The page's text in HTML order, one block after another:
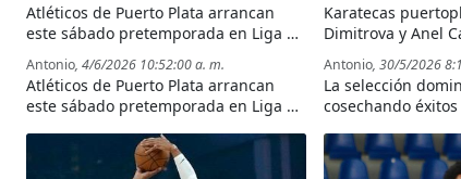
Atléticos de Puerto Plata arrancan
este sábado pretemporada en Liga de
Verano, jugarán cinco partidos de
preparación
Antonio, 4/6/2026 10:52:00 a. m.
Atléticos de Puerto Plata arrancan
este sábado pretemporada en Liga de
Karatecas
Dimitrova y Anel
medallas de oro y
Panamericano de
Antonio, 30/5/2026
La selección
cosechando
campeona en
obteniendo el